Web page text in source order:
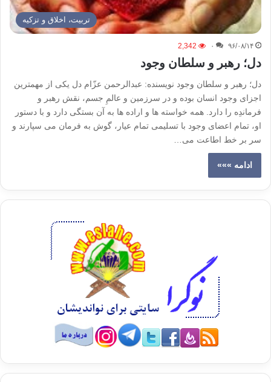
تربیت، اخلاق و تزکیه
۹۶/۰۸/۱۴ ۰ 2,342
دل؛ رهبر و سلطان وجود
دل؛ رهبر و سلطان وجود نویسنده: عبدالرحمن عزّام دل یکی از مهمترین
اجزای وجود انسان بوده و در سرزمین و عالمِ جسم، نقش رهبر و
فرمان‏دِه را دارد. همه خواسته‏ ها و اراده ها به آن بستگی دارد و با دستور
او، تمام اعضای وجود با تسلیمی ‏تمام عیار، گوش به فرمان می ‏سپارند و
سر بر خط اطاعت می‏…
ادامه »»»